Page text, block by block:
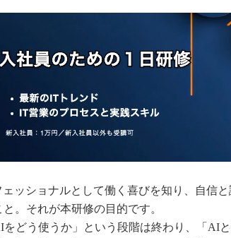
ッショナルとして働く喜びを知り、 自信
。 それが本研修の目的です。
をどう使うか」という段階は終わり、「AI